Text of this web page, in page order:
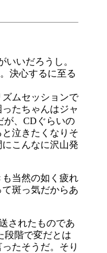
いだろうし。
決心するに至る
ムセッションで
たちゃんはジャ
が、CDぐらいの
泣きたくなりそ
こんなに沢山発
当然の如く疲れ
斑っ気だからあ
されたものであ
段階で変だとは
たそうだ。そり